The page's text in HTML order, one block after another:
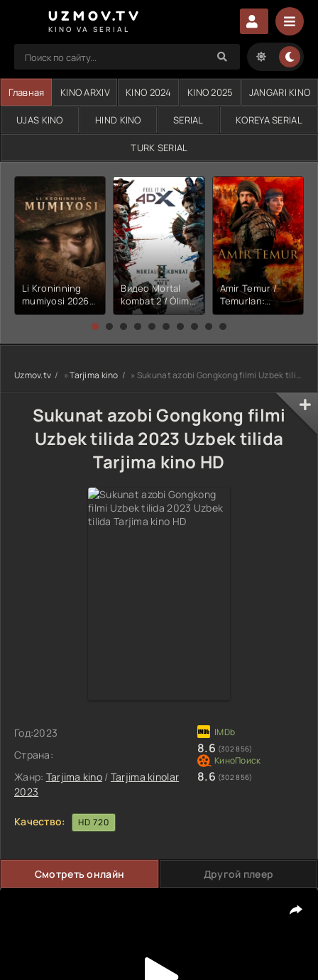
UZMOV.TV
KINO VA SERIAL
Главная KINO ARXIV KINO 2024 KINO 2025 JANGARI KINO
UJAS KINO HIND KINO SERIAL KOREYA SERIAL
TURK SERIAL
Li Kroninning
mumiyosi 2026
(uzbek tilida
kino) tarjima HD
Видео Mortal
kombat 2 / Ólim
jangi 2 (2026)
Uzbek tilida
Amir Temur /
Temurlan:
Fathchining
yuksalishi
tarjima kino Full
HD tas-ix
Uzmov.tv »Tarjima kino » Sukunat azobi Gongkong filmi Uzbek tilida 2023 Uzbek tilida Tarjima kino HD
Sukunat azobi Gongkong filmi
Uzbek tilida 2023 Uzbek tilida
Tarjima kino HD
Год:2023
Страна:
Жанр: Tarjima kino / Tarjima kinolar
2023
8.6 (302 856)
8.6 (302 856)
Качество: HD 720
Смотреть онлайн Другой плеер